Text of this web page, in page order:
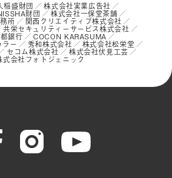
稲盛財団 株式会社実業広告社
財団 株式会社一保堂茶舗
所 関西クリエイティブ株式会社
共栄セキュリティーサービス株式会社
銀行 COCON KARASUMA
ー 秀和株式会社 株式会社松栄堂
セコム株式会社 株式会社伏見工芸
式会社フォトジェニック